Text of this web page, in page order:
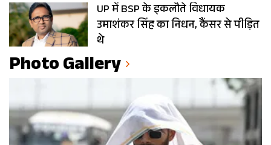
UP में BSP के इकलौते विधायक
उमाशंकर सिंह का निधन, कैंसर से पीड़ित
थे
Photo Gallery